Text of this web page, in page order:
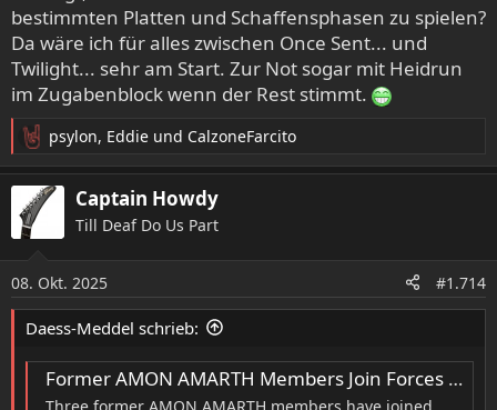
bestimmten Platten und Schaffensphasen zu spielen?
Da wäre ich für alles zwischen Once Sent... und
Twilight... sehr am Start. Zur Not sogar mit Heidrun
im Zugabenblock wenn der Rest stimmt.
R
e
a
k
t
n
e
n
psylon, Eddie und CalzoneFarcito
Captain Howdy
Till Deaf Do Us Part
08. Okt. 2025 #1.714
Daess-Meddel schrieb:
Former AMON AMARTH Members Join Forces In New Band Called FIMBUL WINTER